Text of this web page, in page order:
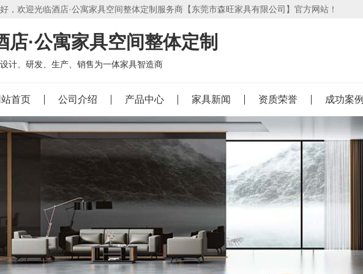
，欢迎光临酒店·公寓家具空间整体定制服务商【东莞市森旺家具有限公司】官方网站！
店·公寓家具空间整体定制
计、研发、生产、销售为一体家具智造商
首页 公司介绍 产品中心 家具新闻 资质荣誉 成功案例